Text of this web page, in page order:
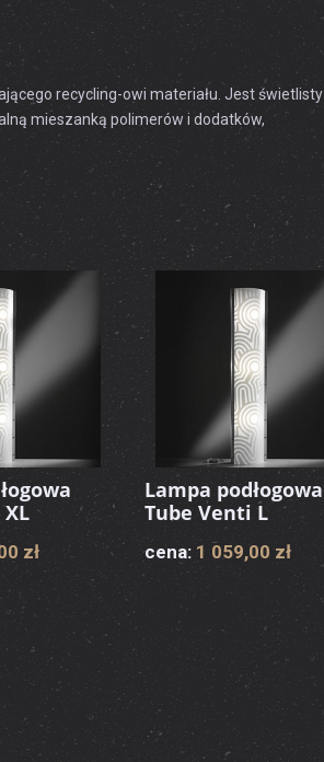
recycling-owi materiału. Jest świetlisty
mieszanką polimerów i dodatków,
zł
Lampa podłogowa
Tube Venti L
cena: 1 059,00 zł